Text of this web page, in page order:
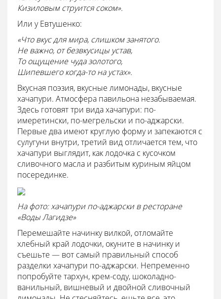
Кизиловым струится соком».
Или у Евтушенко:
«Что вкус для мира, слишком занятого.
Не важно, от безвкусицы устав,
То ощущение чуда золотого,
Шипевшего когда-то на устах».
Вкусная поэзия, вкусные лимонады, вкусные
хачапури. Атмосфера павильона незабываемая.
Здесь готовят три вида хачапури: по-
имеретински, по-мегрельски и по-аджарски.
Первые два имеют круглую форму и запекаются с
сулугуни внутри, третий вид отличается тем, что
хачапури выглядит, как лодочка с кусочком
сливочного масла и разбитым куриным яйцом
посерединке.
На фото: хачапури по-аджарски в ресторане
«Воды Лагидзе»
Перемешайте начинку вилкой, отломайте
хлебный край лодочки, окуните в начинку и
съешьте — вот самый правильный способ
разделки хачапури по-аджарски. Непременно
попробуйте тархун, крем-соду, шоколадно-
ванильный, вишневый и двойной сливочный